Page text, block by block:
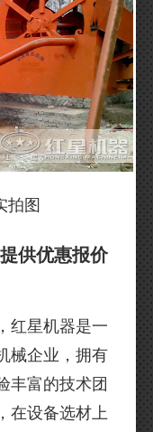
拍图
供优惠报价
红星机器是一
械企业，拥有
丰富的技术团
在设备选材上